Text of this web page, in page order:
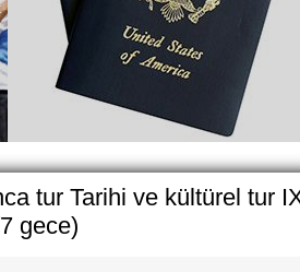
Model:Mercedes Benz, bus
Number of seats
Air-conditioner:
Audio system
Rent per hour with driver
:
tur Tarihi ve kültürel tur
gece)